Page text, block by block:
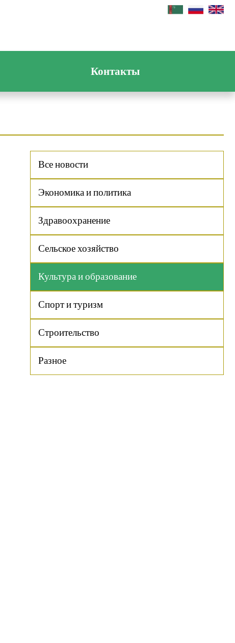
Контакты
Все новости
Экономика и политика
Здравоохранение
Сельское хозяйство
Культура и образование
Спорт и туризм
Строительство
Разное